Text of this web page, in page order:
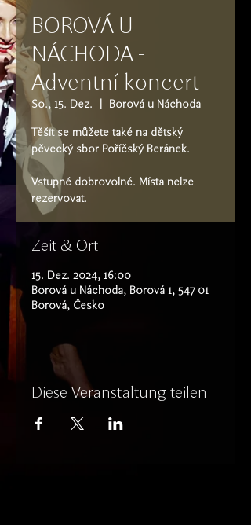
BOROVÁ U
NÁCHODA -
Adventní koncert
So., 15. Dez. Borová u Náchoda
Těšit se můžete také na dětský
pěvecký sbor Poříčský Beránek.
Vstupné dobrovolné. Místa nelze
rezervovat.
Zeit & Ort
15. Dez. 2024, 16:00
Borová u Náchoda, Borová 1, 547 01
Borová, Česko
Diese Veranstaltung teilen